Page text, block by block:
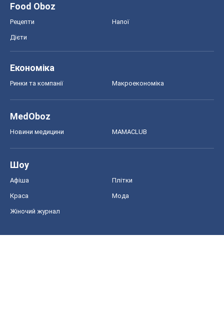
Food Oboz
Рецепти Напої
Дієти
Економіка
Ринки та компанії Макроекономіка
MedOboz
Новини медицини MAMACLUB
Шоу
Афіша Плітки
Краса Мода
Жіночий журнал